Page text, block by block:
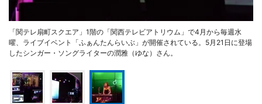
「関テレ扇町スクエア」1階の「関西テレビアトリウム」で4月から毎週水
曜、ライブイベント「ふぁんたんらいぶ」が開催されている。5月21日に登場
したシンガー・ソングライターの潤雅（ゆな）さん。